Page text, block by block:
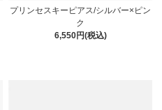
プリンセスキーピアス/シルバー×ピン
ク
6,550円(税込)